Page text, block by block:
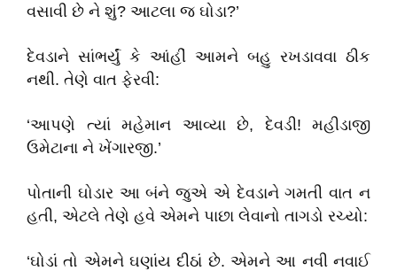
વસાવી છે ને શું? આટલા જ ઘોડા?’
દેવડાને સાંભર્યું કે આંહીં આમને બહુ રખડાવવા ઠીક
નથી. તેણે વાત ફેરવી:
‘આપણે ત્યાં મહેમાન આવ્યા છે, દેવડી! મહીડાજી
ઉમેટાના ને ખેંગારજી.’
પોતાની ઘોડાર આ બંને જુએ એ દેવડાને ગમતી વાત ન
હતી, એટલે તેણે હવે એમને પાછા લેવાનો તાગડો રચ્યો:
‘ઘોડાં તો એમને ઘણાંય દીઠાં છે. એમને આ નવી નવાઈ